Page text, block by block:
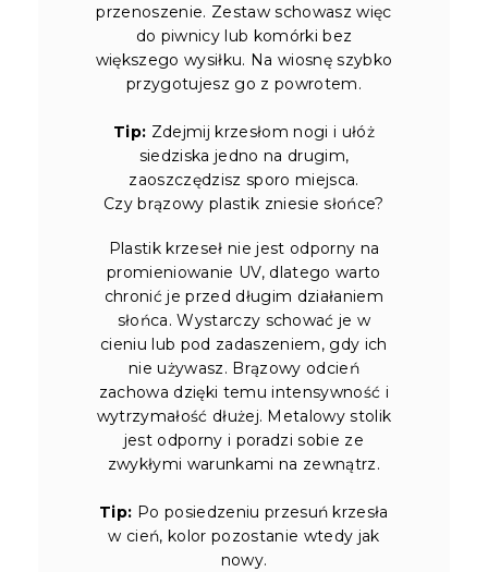
przenoszenie. Zestaw schowasz więc
do piwnicy lub komórki bez
większego wysiłku. Na wiosnę szybko
przygotujesz go z powrotem.
Tip: Zdejmij krzesłom nogi i ułóż
siedziska jedno na drugim,
zaoszczędzisz sporo miejsca.
Czy brązowy plastik zniesie słońce?
Plastik krzeseł nie jest odporny na
promieniowanie UV, dlatego warto
chronić je przed długim działaniem
słońca. Wystarczy schować je w
cieniu lub pod zadaszeniem, gdy ich
nie używasz. Brązowy odcień
zachowa dzięki temu intensywność i
wytrzymałość dłużej. Metalowy stolik
jest odporny i poradzi sobie ze
zwykłymi warunkami na zewnątrz.
Tip: Po posiedzeniu przesuń krzesła
w cień, kolor pozostanie wtedy jak
nowy.